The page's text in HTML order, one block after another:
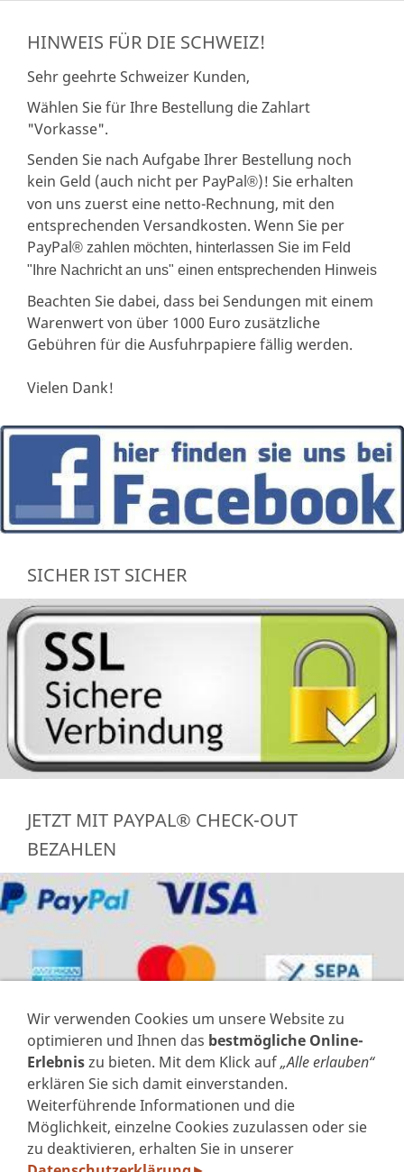
HINWEIS FÜR DIE SCHWEIZ!
Sehr geehrte Schweizer Kunden,
Wählen Sie für Ihre Bestellung die Zahlart
"Vorkasse".
Senden Sie nach Aufgabe Ihrer Bestellung noch
kein Geld (auch nicht per PayPal®)! Sie erhalten
von uns zuerst eine netto-Rechnung, mit den
entsprechenden Versandkosten. Wenn Sie per
PayPal® zahlen möchten, hinterlassen Sie im Feld
"Ihre Nachricht an uns" einen entsprechenden Hinweis
Beachten Sie dabei, dass bei Sendungen mit einem
Warenwert von über 1000 Euro zusätzliche
Gebühren für die Ausfuhrpapiere fällig werden.
Vielen Dank!
SICHER IST SICHER
JETZT MIT PAYPAL® CHECK-OUT
BEZAHLEN
VERTRAG WIDERRUFEN
IMPRESSUM
Wir verwenden Cookies um unsere Website zu
optimieren und Ihnen das bestmögliche Online-
Erlebniszu bieten. Mit dem Klick auf„Alle erlauben“
erklären Sie sich damit einverstanden.
Weiterführende Informationen und die
Möglichkeit, einzelne Cookies zuzulassen oder sie
zu deaktivieren, erhalten Sie in unserer